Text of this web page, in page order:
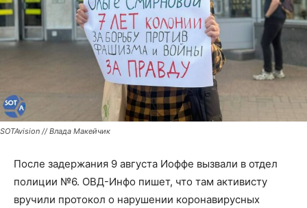
SOTAvision // Влада Макейчик
После задержания 9 августа Иоффе вызвали в отдел
полиции №6. ОВД-Инфо пишет, что там активисту
вручили протокол о нарушении коронавирусных